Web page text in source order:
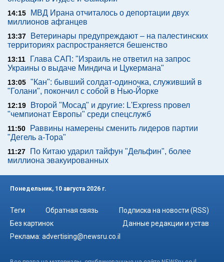
14:15
МВД Ирана отчиталось о депортации двух
миллионов афганцев
13:37
Ветеринары предупреждают – на палестинских
территориях распространяется бешенство
13:11
Глава САП: "Израиль не ответил на запрос
Украины о выдаче Миндича и Цукермана"
13:05 "Кан": бывший солдат-одиночка, служивший в
"Голани", покончил с собой в Нью-Йорке
12:19
Второй "Мосад" и другие: L'Express провел
"чемпионат Европы" среди спецслужб
11:50
Раввины намерены сменить лидеров партии
"Дегель а-Тора"
11:27
По Китаю ударил тайфун "Дельфин", более
миллиона эвакуированных
Понедельник, 10 августа 2026 г.
Теги Обратная связь
Подписка на новости (RSS)
Без картинок
Данные редакции и устав
Реклама: advertising@newsru.co.il